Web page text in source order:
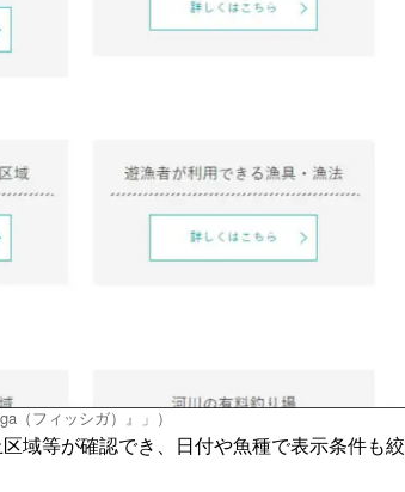
（フィッシガ）』」）
域等が確認でき、日付や魚種で表示条件も絞